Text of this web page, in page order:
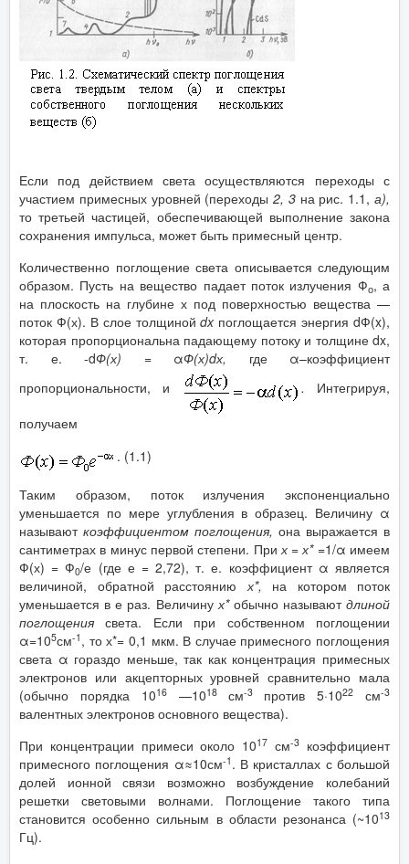
Если под действием света осуществляются переходы с
участием примесных уровней (переходы2, 3 на рис. 1.1,а),
то третьей частицей, обеспечивающей выполнение закона
сохранения импульса, может быть примесный центр.
Количественно поглощение света описывается следующим
образом. Пусть на вещество падает поток излучения Фо, а
на плоскость на глубине х под поверхностью вещества —
поток Ф(х). В слое толщинойdxпоглощается энергия dФ(x),
которая пропорциональна падающему потоку и толщине dx,
т. е. -dФ(х) = αФ(х)dх, где α–коэффициент
пропорциональности, и
. Интегрируя,
получаем
. (1.1)
Таким образом, поток излучения экспоненциально
уменьшается по мере углубления в образец. Величину α
называют коэффициентом поглощения, она выражается в
сантиметрах в минус первой степени. Прих = х* =1/α имеем
Ф(х) = Ф0/е (где е = 2,72), т. е. коэффициент α является
величиной, обратной расстояниюх*, на котором поток
уменьшается в е раз. Величинух* обычно называют длиной
поглощениясвета. Если при собственном поглощении
α=105см-1 , то х*= 0,1 мкм. В случае примесного поглощения
света α гораздо меньше, так как концентрация примесных
электронов или акцепторных уровней сравнительно мала
(обычно порядка 1016—1018см-3 против 5·1022 см-3
валентных электронов основного вещества).
При концентрации примеси около 1017 см-3 коэффициент
примесного поглощения α≈10см-1 . В кристаллах с большой
долей ионной связи возможно возбуждение колебаний
решетки световыми волнами. Поглощение такого типа
становится особенно сильным в области резонанса (~1013
Гц).